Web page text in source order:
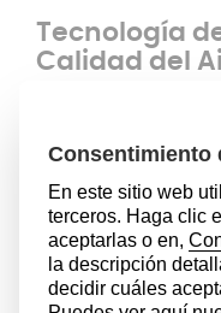
Tecnología
Calidad del
multicapa de alta
de alta precisión
polvo, las partículas
atrapar estos
vuelvan a circular
de aspirado, lo que